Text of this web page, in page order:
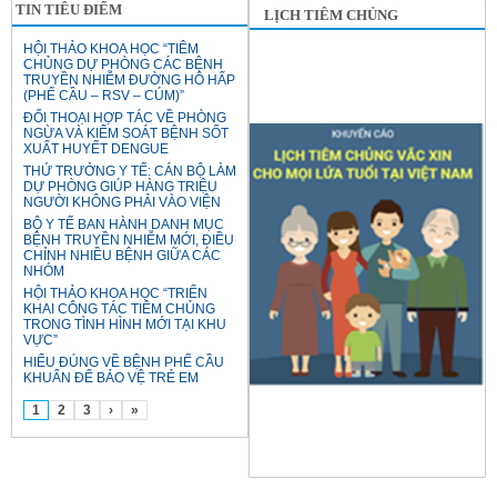
TIN TIÊU ĐIỂM
HỘI THẢO KHOA HỌC “TIÊM
CHỦNG DỰ PHÒNG CÁC BỆNH
TRUYỀN NHIỄM ĐƯỜNG HÔ HẤP
(PHẾ CẦU – RSV – CÚM)”
ĐỐI THOẠI HỢP TÁC VỀ PHÒNG
NGỪA VÀ KIỂM SOÁT BỆNH SỐT
XUẤT HUYẾT DENGUE
THỨ TRƯỞNG Y TẾ: CÁN BỘ LÀM
DỰ PHÒNG GIÚP HÀNG TRIỆU
NGƯỜI KHÔNG PHẢI VÀO VIỆN
BỘ Y TẾ BAN HÀNH DANH MỤC
BỆNH TRUYỀN NHIỄM MỚI, ĐIỀU
CHỈNH NHIỀU BỆNH GIỮA CÁC
NHÓM
HỘI THẢO KHOA HỌC “TRIỂN
KHAI CÔNG TÁC TIÊM CHỦNG
TRONG TÌNH HÌNH MỚI TẠI KHU
VỰC”
HIỂU ĐÚNG VỀ BỆNH PHẾ CẦU
KHUẨN ĐỂ BẢO VỆ TRẺ EM
1 2 3 › »
LỊCH TIÊM CHỦNG